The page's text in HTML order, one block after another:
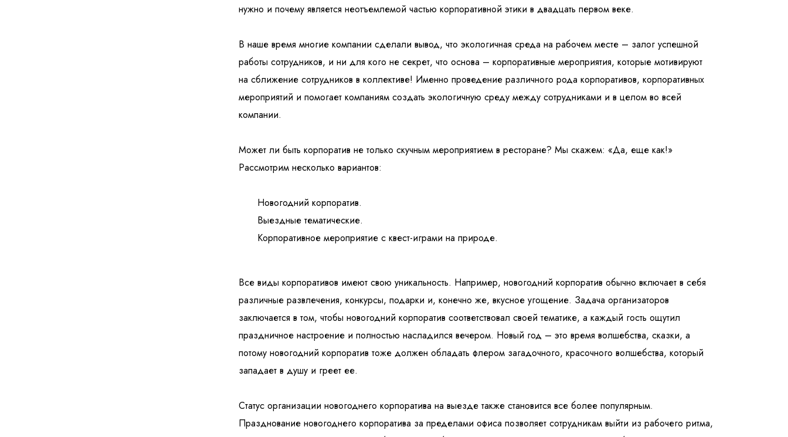
нужно и почему является неотъемлемой частью корпоративной этики в двадцать первом веке.
В наше время многие компании сделали вывод, что экологичная среда на рабочем месте – залог успешной
работы сотрудников, и ни для кого не секрет, что основа – корпоративные мероприятия, которые мотивируют
на сближение сотрудников в коллективе! Именно проведение различного рода корпоративов, корпоративных
мероприятий и помогает компаниям создать экологичную среду между сотрудниками и в целом во всей
компании.
Может ли быть корпоратив не только скучным мероприятием в ресторане? Мы скажем: «Да, еще как!»
Рассмотрим несколько вариантов:
Новогодний корпоратив.
Выездные тематические.
Корпоративное мероприятие с квест-играми на природе.
Все виды корпоративов имеют свою уникальность. Например, новогодний корпоратив обычно включает в себя
различные развлечения, конкурсы, подарки и, конечно же, вкусное угощение. Задача организаторов
заключается в том, чтобы новогодний корпоратив соответствовал своей тематике, а каждый гость ощутил
праздничное настроение и полностью насладился вечером. Новый год – это время волшебства, сказки, а
потому новогодний корпоратив тоже должен обладать флером загадочного, красочного волшебства, который
западает в душу и греет ее.
Статус организации новогоднего корпоратива на выезде также становится все более популярным.
Празднование новогоднего корпоратива за пределами офиса позволяет сотрудникам выйти из рабочего ритма,